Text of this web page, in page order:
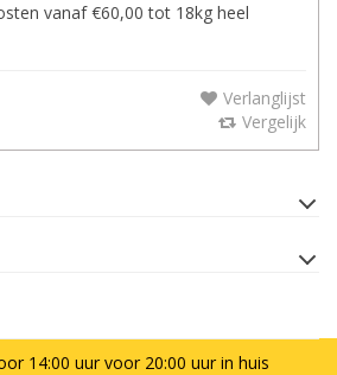
vanaf €60,00 tot 18kg heel
Verlanglijst
Vergelijk
14:00 uur voor 20:00 uur in huis